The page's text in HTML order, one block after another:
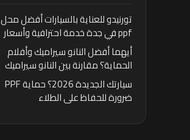
تورنيدو للعناية بالسيارات أفضل محل
ppf في جدة خدمة احترافية وأسعار
تنافسية
أيهما أفضل النانو سيراميك وأفلام
الحماية؟ مقارنة بين النانو سيراميك
وأفلام الحماية سيارتك الجديدة 2026؟ حماية PPF
ضرورة للحفاظ على الطلاء